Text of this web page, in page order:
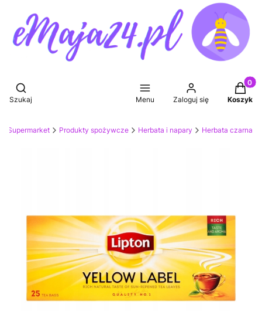
Otwórz wyszukiwarkę
Szukaj Menu Zaloguj się Koszyk
Supermarket Produkty spożywcze Herbata i napary Herbata czarna